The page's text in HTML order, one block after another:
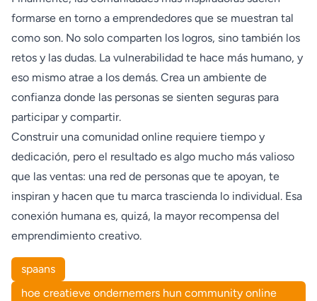
formarse en torno a emprendedores que se muestran tal
como son. No solo comparten los logros, sino también los
retos y las dudas. La vulnerabilidad te hace más humano, y
eso mismo atrae a los demás. Crea un ambiente de
confianza donde las personas se sienten seguras para
participar y compartir.
Construir una comunidad online requiere tiempo y
dedicación, pero el resultado es algo mucho más valioso
que las ventas: una red de personas que te apoyan, te
inspiran y hacen que tu marca trascienda lo individual. Esa
conexión humana es, quizá, la mayor recompensa del
emprendimiento creativo.
spaans
hoe creatieve ondernemers hun community online